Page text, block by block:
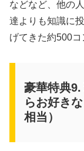
などなど、他の
達よりも知識に
げてきた約500コ
豪華特典
らお好き
相当）